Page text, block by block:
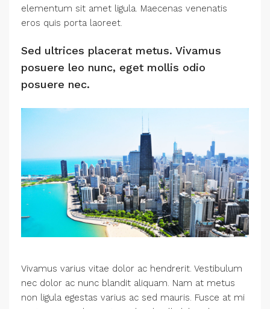
elementum sit amet ligula. Maecenas venenatis
eros quis porta laoreet.
Sed ultrices placerat metus. Vivamus
posuere leo nunc, eget mollis odio
posuere nec.
Vivamus varius vitae dolor ac hendrerit. Vestibulum
nec dolor ac nunc blandit aliquam. Nam at metus
non ligula egestas varius ac sed mauris. Fusce at mi